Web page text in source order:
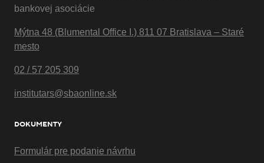
bankovej asociácie
Mýtna 48 (Blumental Office I.) 811 07 Bratislava – Staré
mesto
02 / 57 205 309
institutars@sbaonline.sk
DOKUMENTY
Formulár pre podanie návrhu